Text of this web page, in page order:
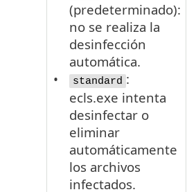
(predeterminado):
no se realiza la
desinfección
automática.
standard :
ecls.exe intenta
desinfectar o
eliminar
automáticamente
los archivos
infectados.